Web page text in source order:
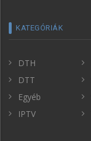
KATEGÓRIÁK
DTH
DTT
Egyéb
IPTV